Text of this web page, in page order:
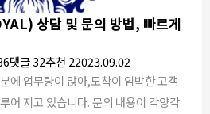
상담 및 문의 방법, 빠르게
댓글 32추천 22023.09.02
에 업무량이 많아,도착이 임박한 고객
어 지고 있습니다. 문의 내용이 각양각